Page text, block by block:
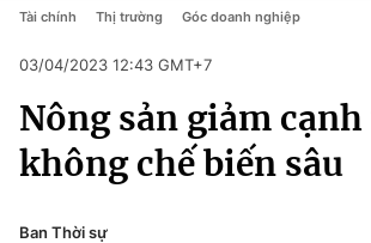
Chuyên mục
Chính trị
Chính trị
Pháp luật
Kinh tế
Thể thao
Truyền hình
Y tế
Tài chính Thị trường Góc doanh nghiệp
03/04/2023 12:43 GMT+7
Nông sản giảm
không chế biến sâu
Ban Thời sự